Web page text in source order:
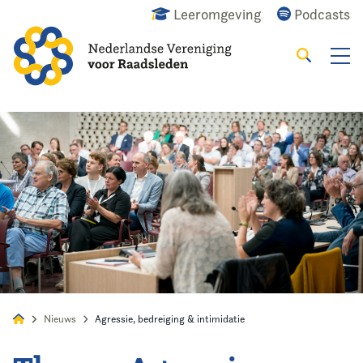
Leeromgeving Podcasts
Alles Nieuws Agenda Raadslid
Zoeken
Nieuws Agressie, bedreiging & intimidatie